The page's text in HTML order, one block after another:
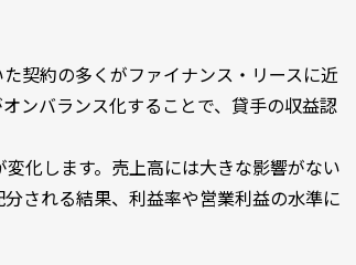
契約の多くがファイナンス・リースに近
ンバランス化することで、貸手の収益認
化します。売上高には大きな影響がない
される結果、利益率や営業利益の水準に